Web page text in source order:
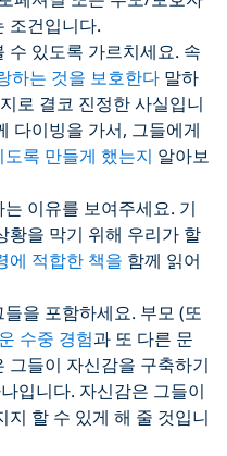
조건입니다.
수 있도록 가르치세요. 속
하는 것을 보호한다 말하
로 결코 진정한 사실입니
다이빙을 가서, 그들에게
록 만들게 했는지 알아보
이유를 보여주세요. 기
황을 막기 위해 우리가 할
에 적합한 책을 함께 읽어
을 포함하세요. 부모 (또
수중 경험과 또 다른 문
그들이 자신감을 구축하기
입니다. 자신감은 그들이
지 할 수 있게 해 줄 것입니